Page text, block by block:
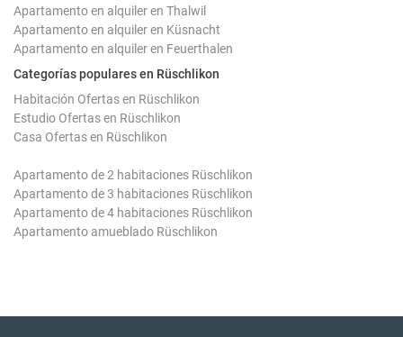
Apartamento en alquiler en Thalwil
Apartamento en alquiler en Küsnacht
Apartamento en alquiler en Feuerthalen
Categorías populares en Rüschlikon
Habitación Ofertas en Rüschlikon
Estudio Ofertas en Rüschlikon
Casa Ofertas en Rüschlikon
Apartamento de 2 habitaciones Rüschlikon
Apartamento de 3 habitaciones Rüschlikon
Apartamento de 4 habitaciones Rüschlikon
Apartamento amueblado Rüschlikon